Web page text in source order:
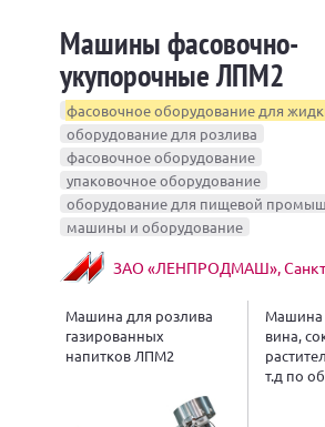
Машины фасовочно-
укупорочные ЛПМ2
фасовочное оборудование для
оборудование для розлива
фасовочное оборудование
упаковочное оборудование
оборудование для пищевой
машины и оборудование
ЗАО «ЛЕНПРОДМАШ»,
Машина для розлива
газированных
напитков ЛПМ2
Машина
вина,
т.д по